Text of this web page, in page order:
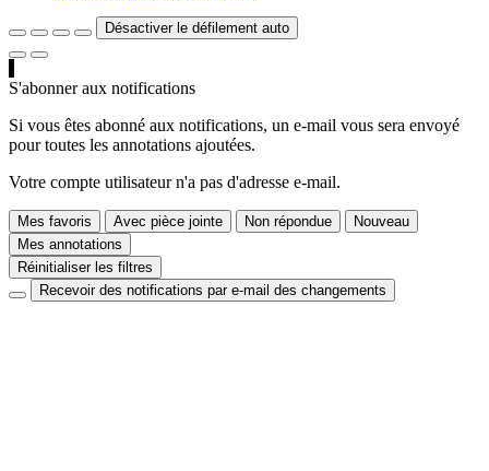
Désactiver le défilement auto
S'abonner aux notifications
Si vous êtes abonné aux notifications, un e-mail vous sera envoyé
pour toutes les annotations ajoutées.
Votre compte utilisateur n'a pas d'adresse e-mail.
Mes favoris Avec pièce jointe Non répondue
Nouveau
Mes annotations
Réinitialiser les filtres
Recevoir des notifications par e-mail des changements